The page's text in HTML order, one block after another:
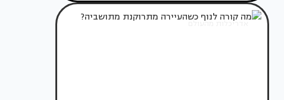
אדריכלות מהעולם